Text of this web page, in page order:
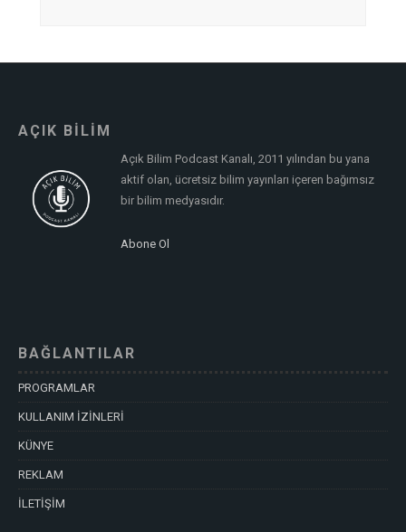
AÇIK BİLİM
Açık Bilim Podcast Kanalı, 2011 yılından bu yana
aktif olan, ücretsiz bilim yayınları içeren bağımsız
bir bilim medyasıdır.
Abone Ol
BAĞLANTILAR
PROGRAMLAR
KULLANIM İZİNLERİ
KÜNYE
REKLAM
İLETİŞİM